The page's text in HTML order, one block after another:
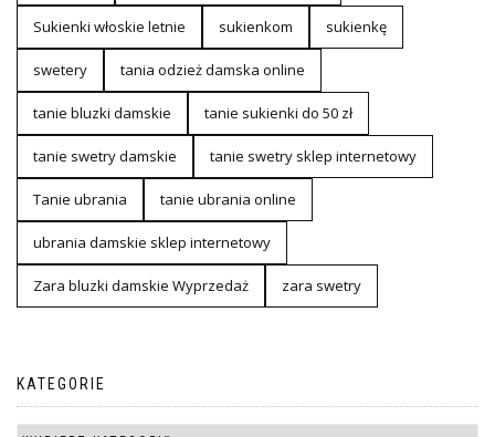
Sukienki włoskie letnie sukienkom sukienkę
swetery tania odzież damska online
tanie bluzki damskie tanie sukienki do 50 zł
tanie swetry damskie tanie swetry sklep internetowy
Tanie ubrania tanie ubrania online
ubrania damskie sklep internetowy
Zara bluzki damskie Wyprzedaż zara swetry
KATEGORIE